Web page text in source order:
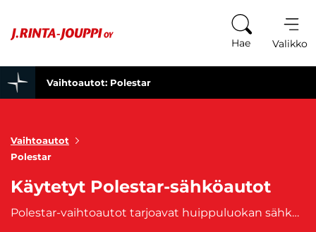
Hae Valikko
Vaihtoautot: Polestar
Vaihtoautot
Polestar
Käytetyt Polestar-sähköautot
Polestar-vaihtoautot tarjoavat huippuluokan sähköisen suorituskyvyn, skandinaavisen minimalistisen muotoilun ja edistyksellisen teknologian, joka tekee jokaisesta ajomatkasta nautinnon. Polestar on Volvo Carsin omistama merkki, ja se on tunnettu erityisesti sähköautoistaan, jotka yhdistävät ympäristöystävällisyyden tinkimättömään suorituskykyyn. Polestar-mallit, kuten Polestar 2, ovat suunniteltu kuljettajille, jotka arvostavat modernia teknologiaa ja ekologista ajokokemusta. Polestar-vaihtoautot ovat varustettu huipputason ajonhallintajärjestelmillä ja turvallisuusominaisuuksilla, jotka tekevät ajamisesta paitsi nautinnollista myös turvallista. Lisäksi Polestar-autojen sähkömoottorit tarjoavat hiljaista ja saasteetonta liikkumista, mutta samalla tehokasta ja vaivatonta kiihtyvyyttä.